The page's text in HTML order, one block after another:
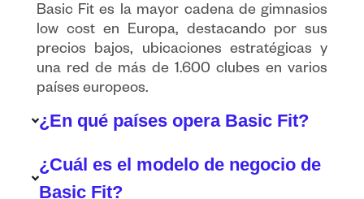
Basic Fit es la mayor cadena de gimnasios
low cost en Europa, destacando por sus
precios bajos, ubicaciones estratégicas y
una red de más de 1.600 clubes en varios
países europeos.
¿En qué países opera Basic Fit?
¿Cuál es el modelo de negocio de
Basic Fit?